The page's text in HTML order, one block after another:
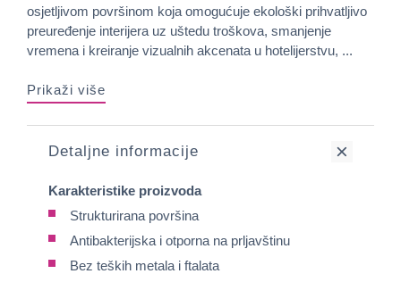
osjetljivom površinom koja omogućuje ekološki prihvatljivo
preuređenje interijera uz uštedu troškova, smanjenje
vremena i kreiranje vizualnih akcenata u hotelijerstvu, ...
Prikaži više
Detaljne informacije
Karakteristike proizvoda
Strukturirana površina
Antibakterijska i otporna na prljavštinu
Bez teških metala i ftalata